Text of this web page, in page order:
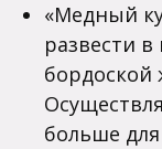
«Медный
развести
бордоской
больше